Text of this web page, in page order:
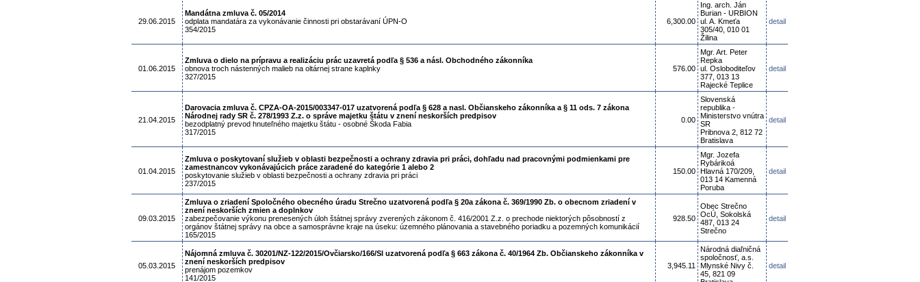
29.06.2015
Mandátna zmluva č. 05/2014
odplata mandatára za vykonávanie činnosti pri obstarávaní ÚPN-O
354/2015
6,300.00
Ing. arch. Ján
Burian - URBION
ul. A. Kmeťa
305/40, 010 01
Žilina
detail
01.06.2015
Zmluva o dielo na prípravu a realizáciu prác uzavretá podľa § 536 a násl. Obchodného zákonníka
obnova troch nástenných malieb na oltárnej strane kaplnky
327/2015
576.00
Mgr. Art. Peter
Repka
ul. Osloboditeľov
377, 013 13
Rajecké Teplice
detail
21.04.2015
Darovacia zmluva č. CPZA-OA-2015/003347-017 uzatvorená podľa § 628 a nasl. Občianskeho zákonníka a § 11 ods. 7 zákona
Národnej rady SR č. 278/1993 Z.z. o správe majetku štátu v znení neskorších predpisov
bezodplatný prevod hnuteľného majetku štátu - osobné Škoda Fabia
317/2015
0.00
Slovenská
republika -
Ministerstvo vnútra
SR
Pribnova 2, 812 72
Bratislava
detail
01.04.2015
Zmluva o poskytovaní služieb v oblasti bezpečnosti a ochrany zdravia pri práci, dohľadu nad pracovnými podmienkami pre
zamestnancov vykonávajúcich práce zaradené do kategórie 1 alebo 2
poskytovanie služieb v oblasti bezpečnosti a ochrany zdravia pri práci
237/2015
150.00
Mgr. Jozefa
Rybárikoá
Hlavná 170/209,
013 14 Kamenná
Poruba
detail
09.03.2015
Zmluva o zriadení Spoločného obecného úradu Strečno uzatvorená podľa § 20a zákona č. 369/1990 Zb. o obecnom zriadení v
znení neskorších zmien a doplnkov
zabezpečovanie výkonu prenesených úloh štátnej správy zverených zákonom č. 416/2001 Z.z. o prechode niektorých pôsobností z
orgánov štátnej správy na obce a samosprávne kraje na úseku: územného plánovania a stavebného poriadku a pozemných komunikácií
165/2015
928.50
Obec Strečno
OcÚ, Sokolská
487, 013 24
Strečno
detail
05.03.2015
Nájomná zmluva č. 30201/NZ-122/2015/Ovčiarsko/166/Sl uzatvorená podľa § 663 zákona č. 40/1964 Zb. Občianskeho zákonníka v
znení neskorších predpisov
prenájom pozemkov
141/2015
3,945.11
Národná diaľničná
spoločnosť, a.s.
Mlynské Nivy č.
45, 821 09
detail